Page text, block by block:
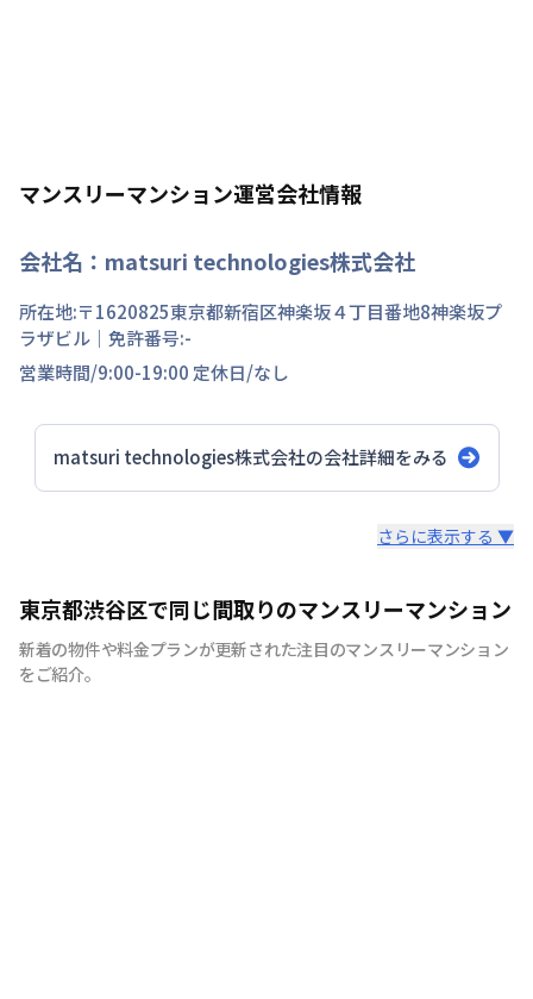
マンスリーマンション運営会社情報
会社名： matsuri technologies株式会社
所在地:〒1620825東京都新宿区神楽坂４丁目番地8神楽坂プ
ラザビル ｜免許番号:-
営業時間/9:00-19:00 定休日/なし
matsuri technologies株式会社の会社詳細をみる
意味ある新産業を創り続ける
さらに表示する ▼
東京都渋谷区で同じ間取りのマンスリーマンション
新着の物件や料金プランが更新された注目のマンスリーマンション
をご紹介。